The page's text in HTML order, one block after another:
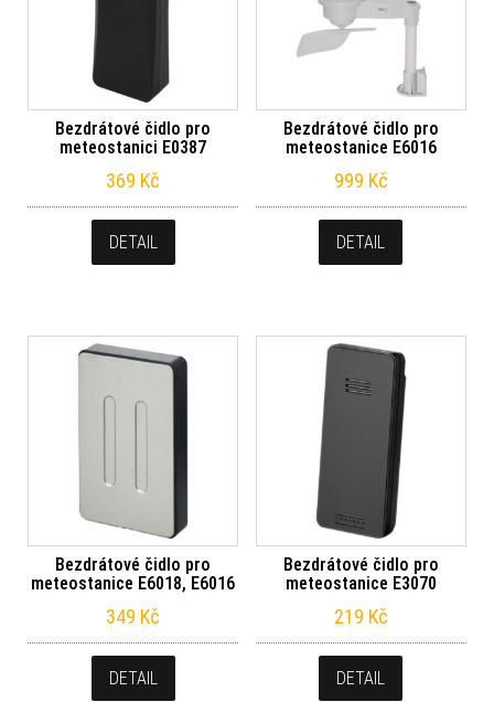
Bezdrátové čidlo pro
meteostanici E0387
369 Kč
DETAIL
Bezdrátové čidlo pro
meteostanice E6016
999 Kč
DETAIL
Bezdrátové čidlo pro
meteostanice E6018, E6016
349 Kč
DETAIL
Bezdrátové čidlo pro
meteostanice E3070
219 Kč
DETAIL